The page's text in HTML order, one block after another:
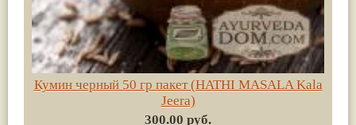
Кумин черный 50 гр пакет (HATHI MASALA Kala
Jeera)
300.00 руб.